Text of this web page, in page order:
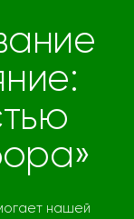
нашей